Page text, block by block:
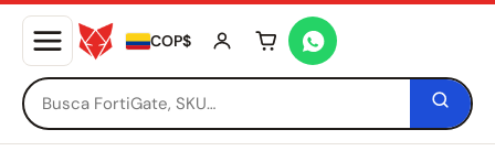
COP$ Tu carrito está vacío